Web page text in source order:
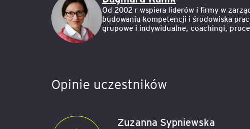
Od 2002 r wspiera liderów i firmy w
budowaniu kompetencji i środowiska
grupowe i indywidualne, coachingi,
Opinie uczestników
Zuzanna Sypniewska